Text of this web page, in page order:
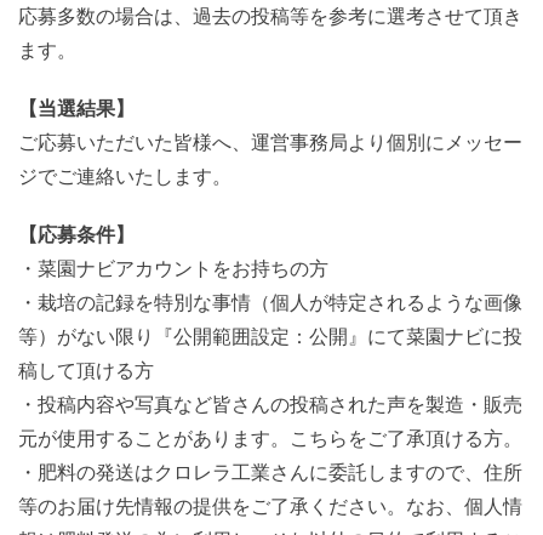
応募多数の場合は、過去の投稿等を参考に選考させて頂き
ます。
【当選結果】
ご応募いただいた皆様へ、運営事務局より個別にメッセー
ジでご連絡いたします。
【応募条件】
・菜園ナビアカウントをお持ちの方
・栽培の記録を特別な事情（個人が特定されるような画像
等）がない限り『公開範囲設定：公開』にて菜園ナビに投
稿して頂ける方
・投稿内容や写真など皆さんの投稿された声を製造・販売
元が使用することがあります。こちらをご了承頂ける方。
・肥料の発送はクロレラ工業さんに委託しますので、住所
等のお届け先情報の提供をご了承ください。なお、個人情